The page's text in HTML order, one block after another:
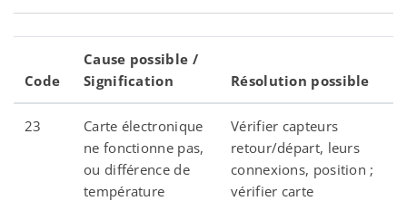
Code
Cause possible /
Signification
Résolution possible
23
Carte électronique
ne fonctionne pas,
ou différence de
température
Vérifier capteurs
retour/départ, leurs
connexions, position ;
vérifier carte